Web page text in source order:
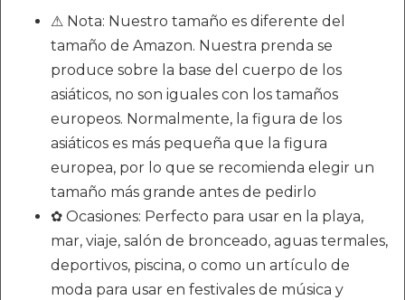
⚠ Nota: Nuestro tamaño es diferente del
tamaño de Amazon. Nuestra prenda se
produce sobre la base del cuerpo de los
asiáticos, no son iguales con los tamaños
europeos. Normalmente, la figura de los
asiáticos es más pequeña que la figura
europea, por lo que se recomienda elegir un
tamaño más grande antes de pedirlo
✿ Ocasiones: Perfecto para usar en la playa,
mar, viaje, salón de bronceado, aguas termales,
deportivos, piscina, o como un artículo de
moda para usar en festivales de música y